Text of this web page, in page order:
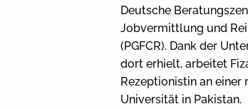
Deutsche
Jobvermittlung und
(PGFCR). Dank der
dort erhielt, arbeitet
Rezeptionistin an einer
Universität in Pakistan.